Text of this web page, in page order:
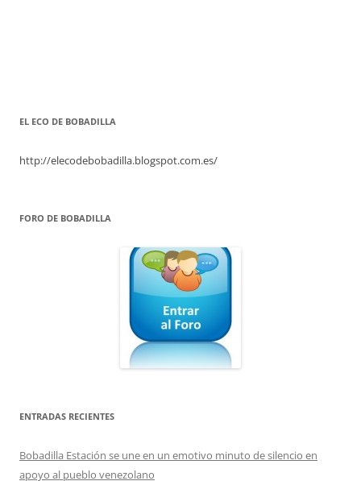
EL ECO DE BOBADILLA
http://elecodebobadilla.blogspot.com.es/
FORO DE BOBADILLA
ENTRADAS RECIENTES
Bobadilla Estación se une en un emotivo minuto de silencio en
apoyo al pueblo venezolano